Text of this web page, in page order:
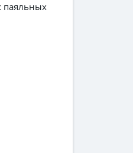
паяльных